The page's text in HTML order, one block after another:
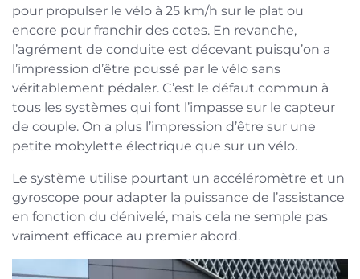
pour propulser le vélo à 25 km/h sur le plat ou
encore pour franchir des cotes. En revanche,
l’agrément de conduite est décevant puisqu’on a
l’impression d’être poussé par le vélo sans
véritablement pédaler. C’est le défaut commun à
tous les systèmes qui font l’impasse sur le capteur
de couple. On a plus l’impression d’être sur une
petite mobylette électrique que sur un vélo.
Le système utilise pourtant un accéléromètre et un
gyroscope pour adapter la puissance de l’assistance
en fonction du dénivelé, mais cela ne semple pas
vraiment efficace au premier abord.